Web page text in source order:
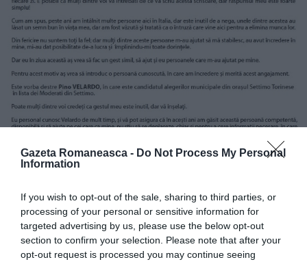
Gazeta Romaneasca - Do Not Process My Personal
Information
If you wish to opt-out of the sale, sharing to third parties, or
processing of your personal or sensitive information for
targeted advertising by us, please use the below opt-out
section to confirm your selection. Please note that after your
opt-out request is processed you may continue seeing